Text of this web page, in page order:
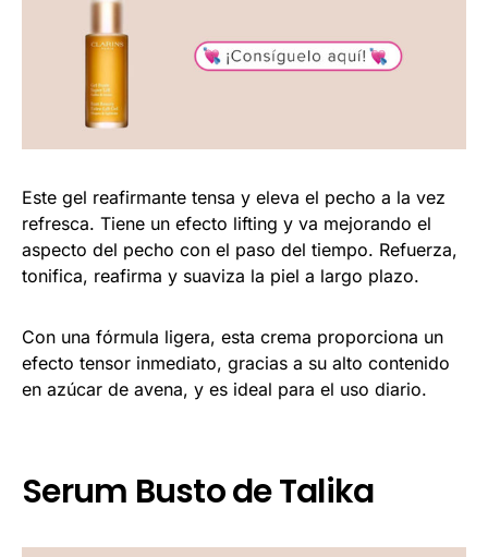
Este gel reafirmante tensa y eleva el pecho a la vez
refresca. Tiene un efecto lifting y va mejorando el
aspecto del pecho con el paso del tiempo. Refuerza,
tonifica, reafirma y suaviza la piel a largo plazo.
Con una fórmula ligera, esta crema proporciona un
efecto tensor inmediato, gracias a su alto contenido
en azúcar de avena, y es ideal para el uso diario.
Serum Busto de Talika